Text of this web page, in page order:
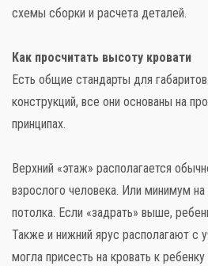
схемы сборки и расчета деталей.
Как просчитать высоту кровати
Есть общие стандарты для
конструкций, все они основаны на
принципах.
Верхний «этаж» располагается
взрослого человека. Или минимум
потолка. Если «задрать» выше,
Также и нижний ярус располагают с
могла присесть на кровать к